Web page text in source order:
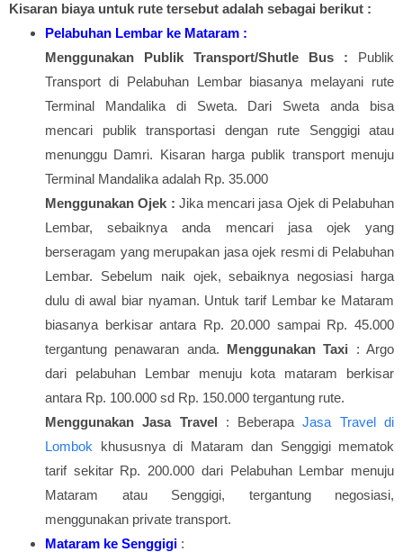
Kisaran biaya untuk rute tersebut adalah sebagai berikut :
Pelabuhan Lembar ke Mataram :
Menggunakan Publik Transport/Shutle Bus : Publik
Transport di Pelabuhan Lembar biasanya melayani rute
Terminal Mandalika di Sweta. Dari Sweta anda bisa
mencari publik transportasi dengan rute Senggigi atau
menunggu Damri. Kisaran harga publik transport menuju
Terminal Mandalika adalah Rp. 35.000
Menggunakan Ojek : Jika mencari jasa Ojek di Pelabuhan
Lembar, sebaiknya anda mencari jasa ojek yang
berseragam yang merupakan jasa ojek resmi di Pelabuhan
Lembar. Sebelum naik ojek, sebaiknya negosiasi harga
dulu di awal biar nyaman. Untuk tarif Lembar ke Mataram
biasanya berkisar antara Rp. 20.000 sampai Rp. 45.000
tergantung penawaran anda. Menggunakan Taxi : Argo
dari pelabuhan Lembar menuju kota mataram berkisar
antara Rp. 100.000 sd Rp. 150.000 tergantung rute.
Menggunakan Jasa Travel : BeberapaJasa Travel di
Lombok khususnya di Mataram dan Senggigi mematok
tarif sekitar Rp. 200.000 dari Pelabuhan Lembar menuju
Mataram atau Senggigi, tergantung negosiasi,
menggunakan private transport.
Mataram ke Senggigi :